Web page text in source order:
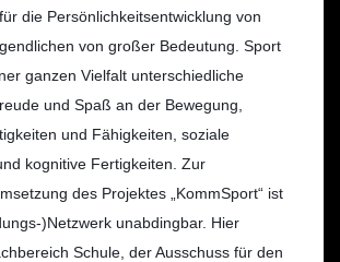
die Persönlichkeitsentwicklung von
von großer Bedeutung. Sport
ganzen Vielfalt unterschiedliche
und Spaß an der Bewegung,
und Fähigkeiten, soziale
kognitive Fertigkeiten. Zur
des Projektes „KommSport“ ist
)Netzwerk unabdingbar. Hier
Schule, der Ausschuss für den